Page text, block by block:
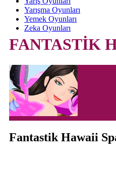
Yarışma Oyunları
Yemek Oyunları
Zeka Oyunları
FANTASTİK
Fantastik Hawaii